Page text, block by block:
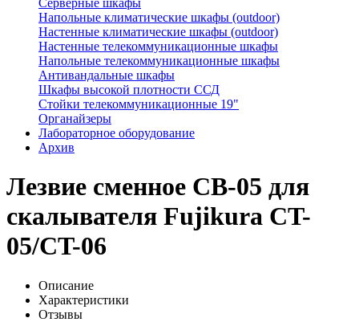
Напольные климатические шкафы (outdoor)
Настенные климатические шкафы (outdoor)
Настенные телекоммуникационные шкафы
Напольные телекоммуникационные шкафы
Антивандальные шкафы
Шкафы высокой плотности ССД
Стойки телекоммуникационные 19"
Органайзеры
Лабораторное оборудование
Архив
Лезвие сменное CB-05 для
скалывателя Fujikura CT-
05/CT-06
Описание
Характеристики
Отзывы